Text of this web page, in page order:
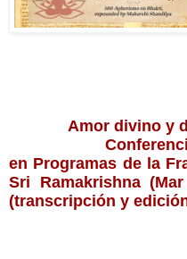
Amor divino y
en Programas de la
Sri Ramakrishna
(transcripción y